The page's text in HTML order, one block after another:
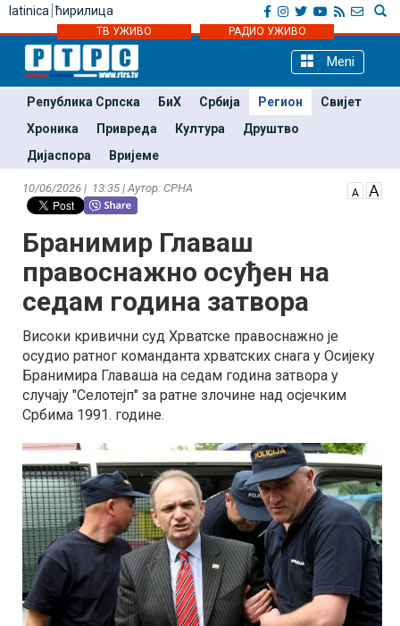
latinica ћирилица
ТВ УЖИВО РАДИО УЖИВО
Meni
Република Српска БиХ Србија Регион
Свијет
Хроника
Привреда Култура
Друштво
Дијаспора
Вријеме
10/06/2026 | 13:35 | Аутор: СРНА
Бранимир Главаш
правоснажно осуђен на
седам година затвора
Високи кривични суд Хрватске правоснажно је
осудио ратног команданта хрватских снага у Осијеку
Бранимира Главаша на седам година затвора у
случају "Селотејп" за ратне злочине над осјечким
Србима 1991. године.